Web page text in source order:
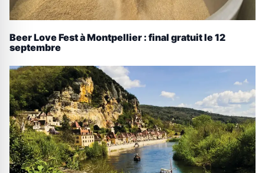
Beer Love Fest à Montpellier : final gratuit le 12
septembre